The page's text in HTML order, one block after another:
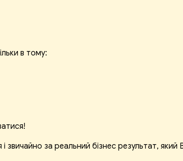
в тому:
звичайно за реальний бізнес результат,